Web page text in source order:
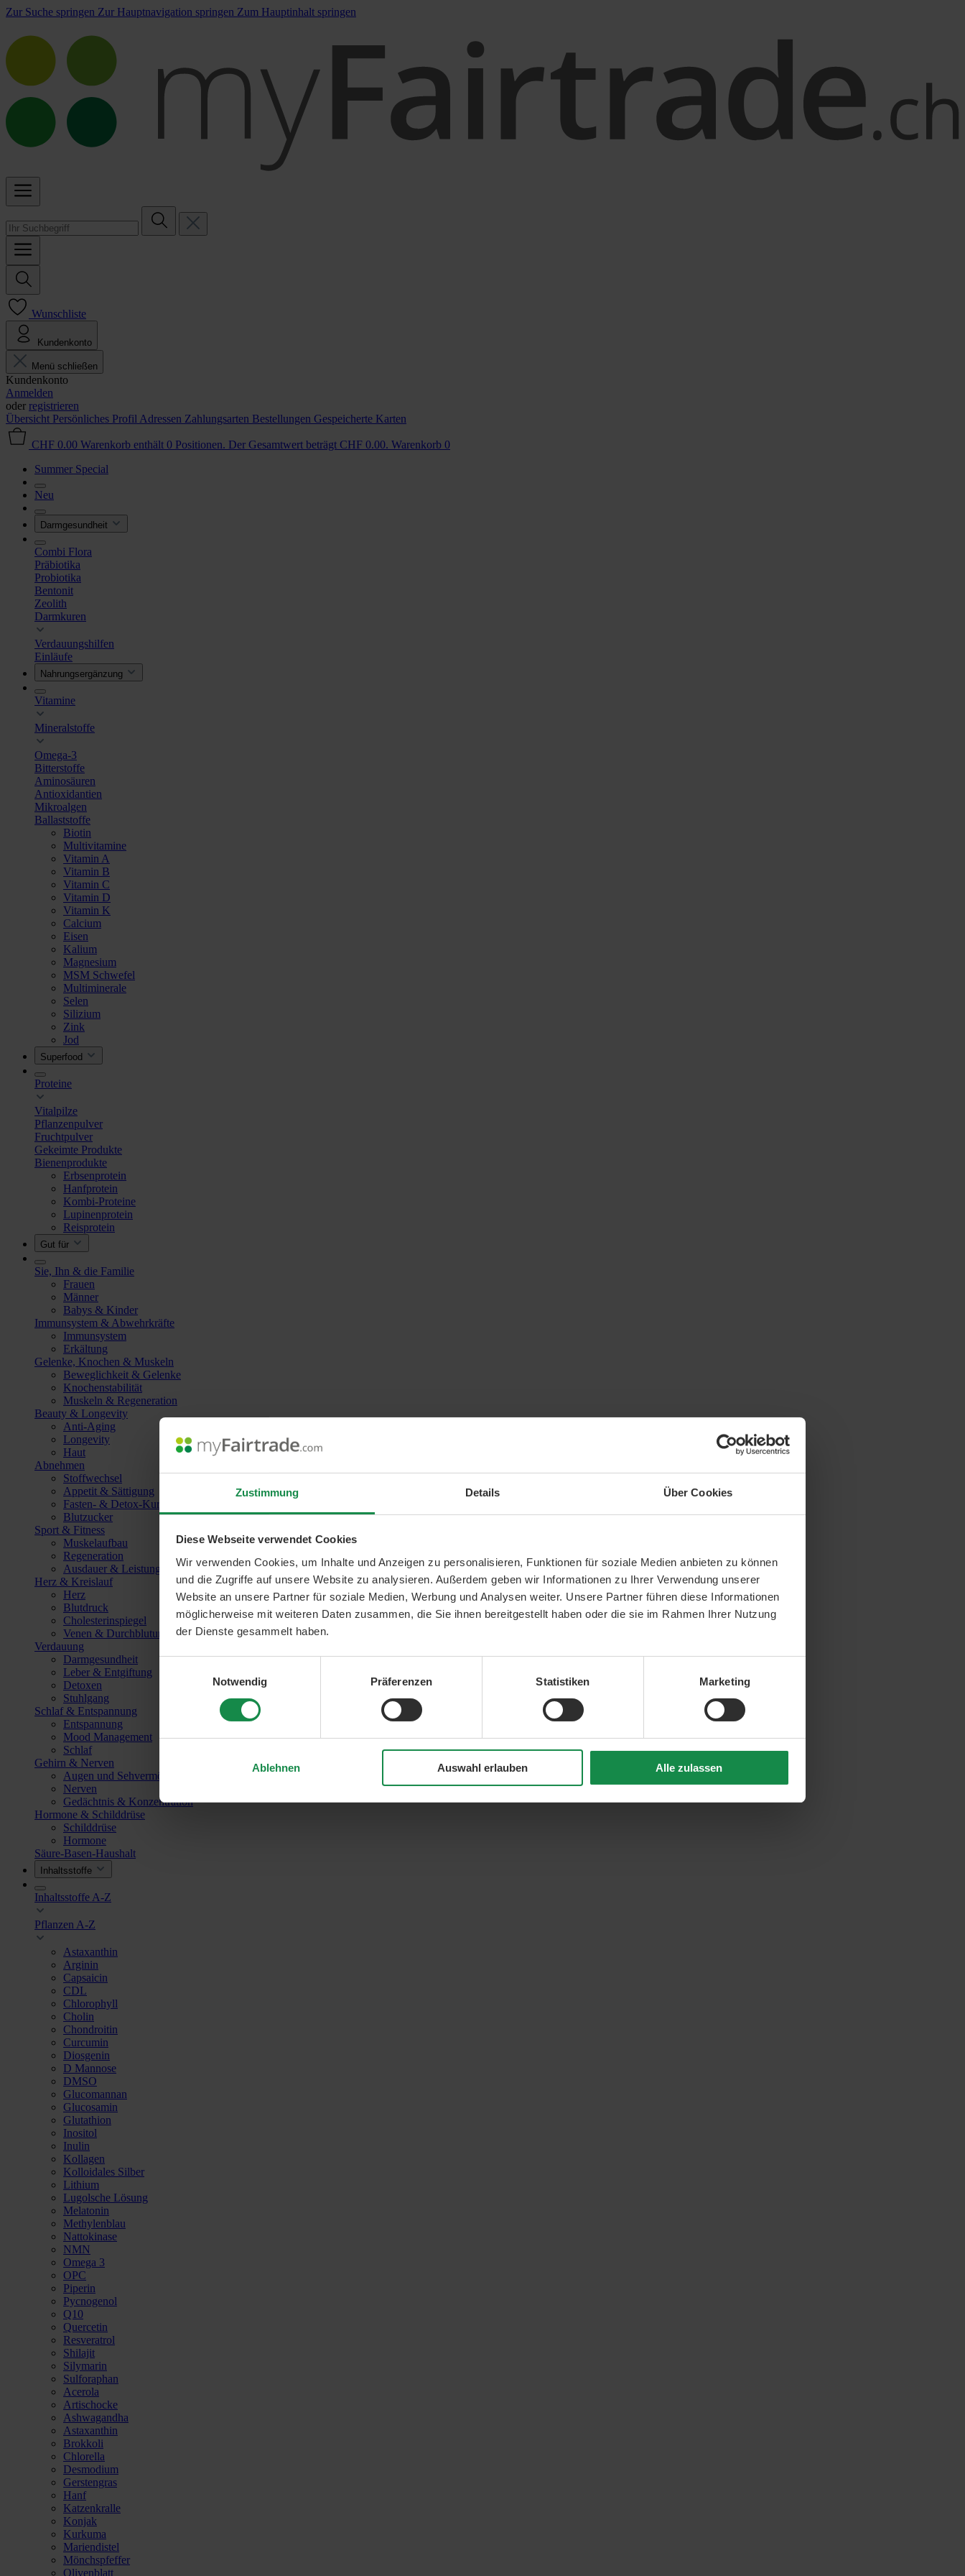
Zustimmung Details Über Cookies
Diese Webseite verwendet Cookies
Wir verwenden Cookies, um Inhalte und Anzeigen zu personalisieren, Funktionen für soziale Medien anbieten zu können
und die Zugriffe auf unsere Website zu analysieren. Außerdem geben wir Informationen zu Ihrer Verwendung unserer
Website an unsere Partner für soziale Medien, Werbung und Analysen weiter. Unsere Partner führen diese Informationen
möglicherweise mit weiteren Daten zusammen, die Sie ihnen bereitgestellt haben oder die sie im Rahmen Ihrer Nutzung
der Dienste gesammelt haben.
Notwendig
Präferenzen Statistiken Marketing
Ablehnen Auswahl erlauben Alle zulassen
Zur Suche springen Zur Hauptnavigation springen Zum Hauptinhalt springen
Wunschliste
Kundenkonto
Menü schließen
Kundenkonto
Anmelden
oder registrieren
Übersicht Persönliches Profil Adressen Zahlungsarten Bestellungen Gespeicherte Karten
CHF 0.00 Warenkorb enthält 0 Positionen. Der Gesamtwert beträgt CHF 0.00. Warenkorb 0
Summer Special
Neu
Darmgesundheit
Combi Flora
Präbiotika
Probiotika
Bentonit
Zeolith
Darmkuren
Verdauungshilfen
Einläufe
Nahrungsergänzung
Vitamine
Mineralstoffe
Omega-3
Bitterstoffe
Aminosäuren
Antioxidantien
Mikroalgen
Ballaststoffe
Biotin
Multivitamine
Vitamin A
Vitamin B
Vitamin C
Vitamin D
Vitamin K
Calcium
Eisen
Kalium
Magnesium
MSM Schwefel
Multiminerale
Selen
Silizium
Zink
Jod
Superfood
Proteine
Vitalpilze
Pflanzenpulver
Fruchtpulver
Gekeimte Produkte
Bienenprodukte
Erbsenprotein
Hanfprotein
Kombi-Proteine
Lupinenprotein
Reisprotein
Gut für
Sie, Ihn & die Familie
Frauen
Männer
Babys & Kinder
Immunsystem & Abwehrkräfte
Immunsystem
Erkältung
Gelenke, Knochen & Muskeln
Beweglichkeit & Gelenke
Knochenstabilität
Muskeln & Regeneration
Beauty & Longevity
Anti-Aging
Longevity
Haut
Abnehmen
Stoffwechsel
Appetit & Sättigung
Fasten- & Detox-Kuren
Blutzucker
Sport & Fitness
Muskelaufbau
Regeneration
Ausdauer & Leistungssteigerung
Herz & Kreislauf
Herz
Blutdruck
Cholesterinspiegel
Venen & Durchblutung
Verdauung
Darmgesundheit
Leber & Entgiftung
Detoxen
Stuhlgang
Schlaf & Entspannung
Entspannung
Mood Management
Schlaf
Gehirn & Nerven
Augen und Sehvermögen
Nerven
Gedächtnis & Konzentration
Hormone & Schilddrüse
Schilddrüse
Hormone
Säure-Basen-Haushalt
Inhaltsstoffe
Inhaltsstoffe A-Z
Pflanzen A-Z
Astaxanthin
Arginin
Capsaicin
CDL
Chlorophyll
Cholin
Chondroitin
Curcumin
Diosgenin
D Mannose
DMSO
Glucomannan
Glucosamin
Glutathion
Inositol
Inulin
Kollagen
Kolloidales Silber
Lithium
Lugolsche Lösung
Melatonin
Methylenblau
Nattokinase
NMN
Omega 3
OPC
Piperin
Pycnogenol
Q10
Quercetin
Resveratrol
Shilajit
Silymarin
Sulforaphan
Acerola
Artischocke
Ashwagandha
Astaxanthin
Brokkoli
Chlorella
Desmodium
Gerstengras
Hanf
Katzenkralle
Konjak
Kurkuma
Mariendistel
Mönchspfeffer
Olivenblatt